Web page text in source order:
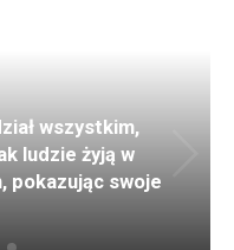
wszystkim,
ludzie żyją w
pokazując swoje